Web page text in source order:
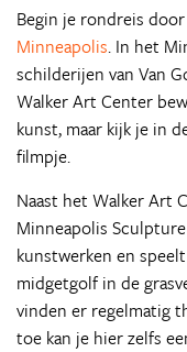
Begin je rondreis
Minneapolis. In het
schilderijen van Van
Walker Art Center
kunst, maar kijk je in
filmpje.
Naast het Walker Art
Minneapolis
kunstwerken en
midgetgolf in de
vinden er regelmatig
toe kan je hier zelfs